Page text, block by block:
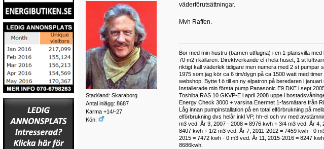
Stad/land: Skaraborg
Antal inlägg: 8687
Karma +14/-27
Kön:
väderförutsättningar.
Mvh Raffen.
Bor med min hustru (barnen utflugna) i en 1-plansvilla
70 m2 i källaren. Direktverkande el i hela huset, 1 st
riktigt kall väderlek tidigare men numera med 2 st
1975 som jag kör ca 6 tim/dygn på ca 1500 watt med
webshop. Bytte f.ö till en ny elpatron på beredaren i
Installerade min första pump Panasonic E9 DKE i sept
Toshiba RAS 10 GKVP-E i april 2008 uppe i
Energy Check 3000 + varsina Enermet 1-fasmätare från
Låg innan pumpinstallation på en total elförbrukning på
elförbrukning dvs helår inkl VP, hh-el och vv med
m3 ved. År 3, 2007 - 2008 = 8976 kwh + 3/4 m3 ved. År
8407 kwh + 1/2 m3 ved. År 7, 2011-2012 = 7459 kwh - 0
2015 = 7472 kwh - 0 m3 ved. År 11, 2015-2016 = 8247
8686kwh.